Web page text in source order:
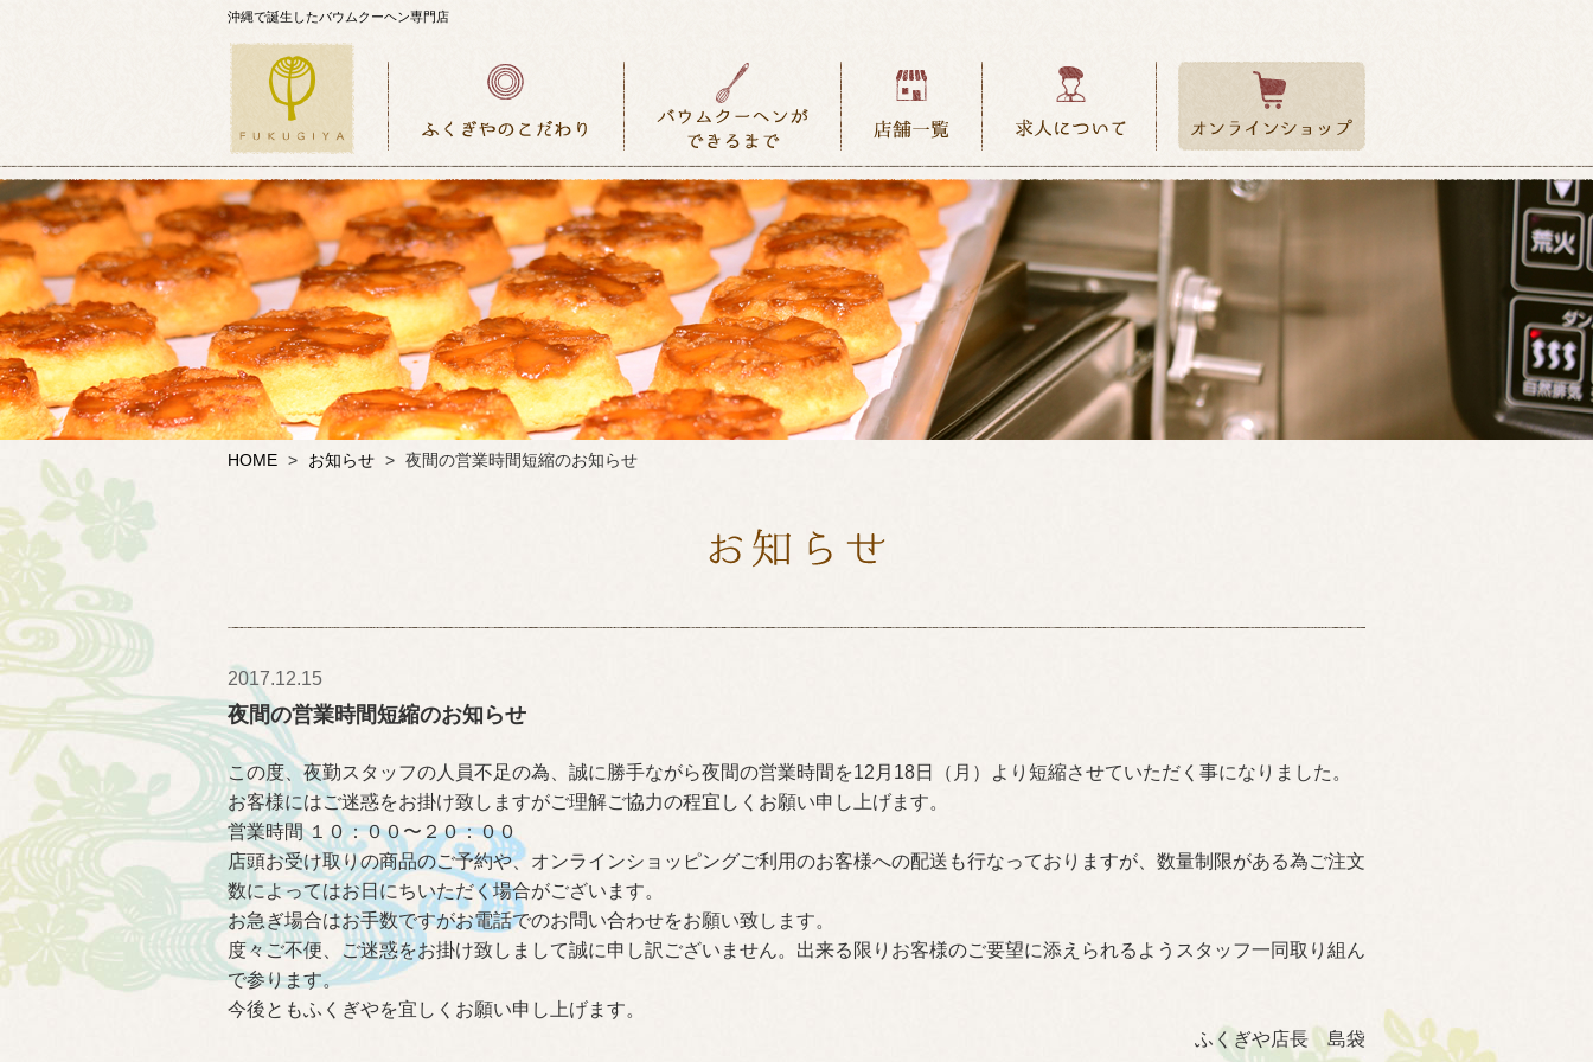
沖縄で誕生したバウムクーヘン専門店
HOME > お知らせ > 夜間の営業時間短縮のお知らせ
2017.12.15
夜間の営業時間短縮のお知らせ
この度、夜勤スタッフの人員不足の為、誠に勝手ながら夜間の営業時間を12月18日（月）より短縮させていただく事になりました。
お客様にはご迷惑をお掛け致しますがご理解ご協力の程宜しくお願い申し上げます。
営業時間 １０：００〜２０：００
店頭お受け取りの商品のご予約や、オンラインショッピングご利用のお客様への配送も行なっておりますが、数量制限がある為ご注文
数によってはお日にちいただく場合がございます。
お急ぎ場合はお手数ですがお電話でのお問い合わせをお願い致します。
度々ご不便、ご迷惑をお掛け致しまして誠に申し訳ございません。出来る限りお客様のご要望に添えられるようスタッフ一同取り組ん
で参ります。
今後ともふくぎやを宜しくお願い申し上げます。
ふくぎや店長 島袋